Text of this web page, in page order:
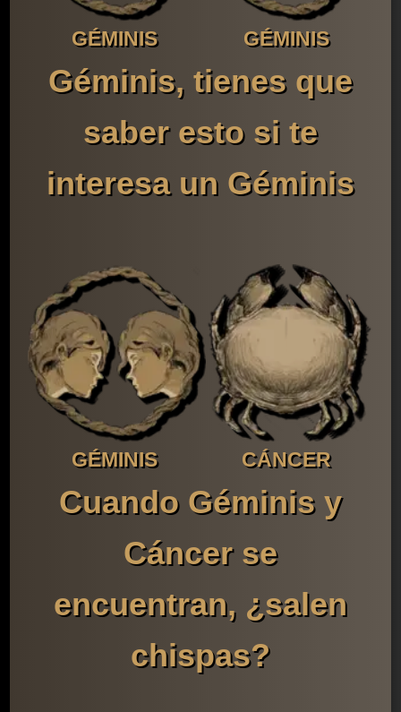
GÉMINIS GÉMINIS
Géminis, tienes que
saber esto si te
interesa un Géminis
GÉMINIS CÁNCER
Cuando Géminis y
Cáncer se
encuentran, ¿salen
chispas?